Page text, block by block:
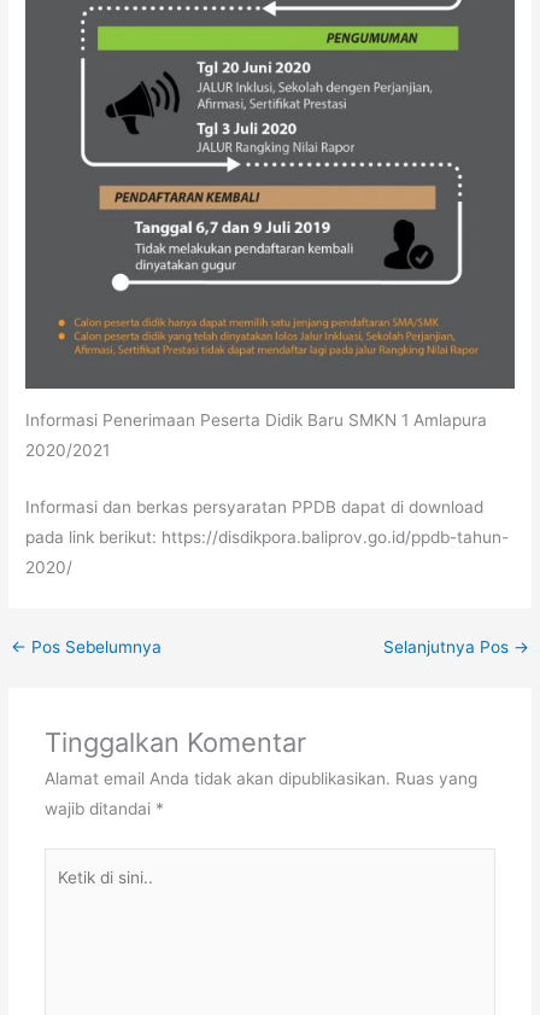
Informasi Penerimaan Peserta Didik Baru SMKN 1 Amlapura
2020/2021
Informasi dan berkas persyaratan PPDB dapat di download
pada link berikut: https://disdikpora.baliprov.go.id/ppdb-tahun-
2020/
← Pos Sebelumnya Selanjutnya Pos →
Tinggalkan Komentar
Alamat email Anda tidak akan dipublikasikan. Ruas yang
wajib ditandai *